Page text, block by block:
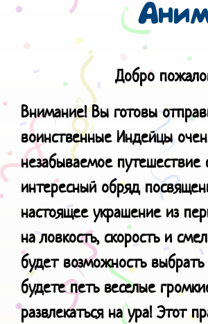
Добро
Внимание! Вы готовы
воинственные Индейцы
незабываемое
интересный обряд
настоящее украшение из
на ловкость, скорость и
будет возможность
будете петь веселые
развлекаться на ура! Этот